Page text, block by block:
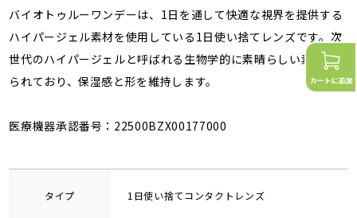
バイオトゥルーワンデーは、1日を通して快適な視界を提供する
ハイパージェル素材を使用している1日使い捨てレンズです。次
世代のハイパージェルと呼ばれる生物学的に素晴らしい素材で作
られており、保湿感と形を維持します。
医療機器承認番号：22500BZX00177000
タイプ 1日使い捨てコンタクトレンズ